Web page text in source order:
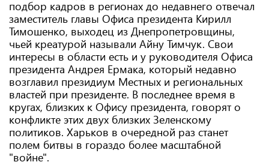
подбор кадров в регионах до недавнего отвечал
заместитель главы Офиса президента Кирилл
Тимошенко, выходец из Днепропетровщины,
чьей креатурой называли Айну Тимчук. Свои
интересы в области есть и у руководителя Офиса
президента Андрея Ермака, который недавно
возглавил президиум Местных и региональных
властей при президенте. В последнее время в
кругах, близких к Офису президента, говорят о
конфликте этих двух близких Зеленскому
политиков. Харьков в очередной раз станет
полем битвы в гораздо более масштабной
"войне".